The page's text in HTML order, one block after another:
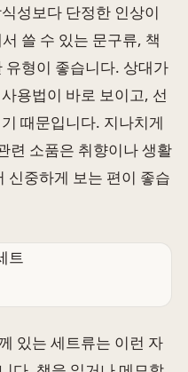
성보다 단정한 인상이
쓸 수 있는 문구류, 책
형이 좋습니다. 상대가
용법이 바로 보이고, 선
때문입니다. 지나치게
련 소품은 취향이나 생활
신중하게 보는 편이 좋습
있는 세트류는 이런 자